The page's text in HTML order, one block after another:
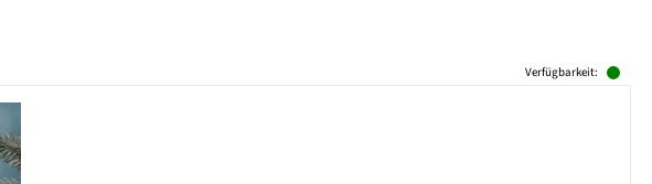
Verfügbarkeit: